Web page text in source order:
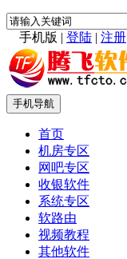
手机版 | 登陆 | 注册
手机导航
首页
机房专区
网吧专区
收银软件
系统专区
软路由
视频教程
其他软件